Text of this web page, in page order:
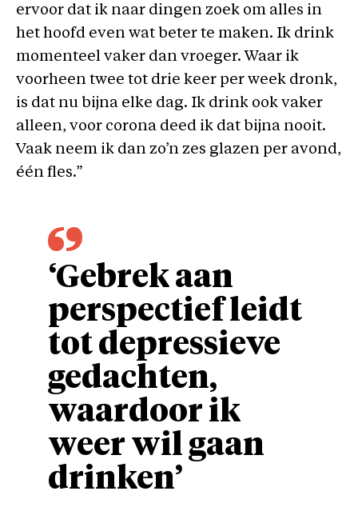
ervoor dat ik naar dingen zoek om alles in
het hoofd even wat beter te maken. Ik drink
momenteel vaker dan vroeger. Waar ik
voorheen twee tot drie keer per week dronk,
is dat nu bijna elke dag. Ik drink ook vaker
alleen, voor corona deed ik dat bijna nooit.
Vaak neem ik dan zo’n zes glazen per avond,
één fles.”
‘Gebrek aan
perspectief leidt
tot depressieve
gedachten,
waardoor ik
weer wil gaan
drinken’